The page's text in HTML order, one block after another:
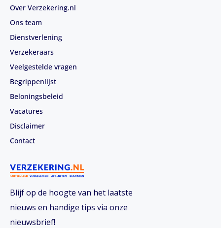
Blijf op de hoogte van het laatste
nieuws en handige tips via onze
nieuwsbrief!
Over Verzekering.nl
Ons team
Dienstverlening
Verzekeraars
Veelgestelde vragen
Begrippenlijst
Beloningsbeleid
Vacatures
Disclaimer
Contact